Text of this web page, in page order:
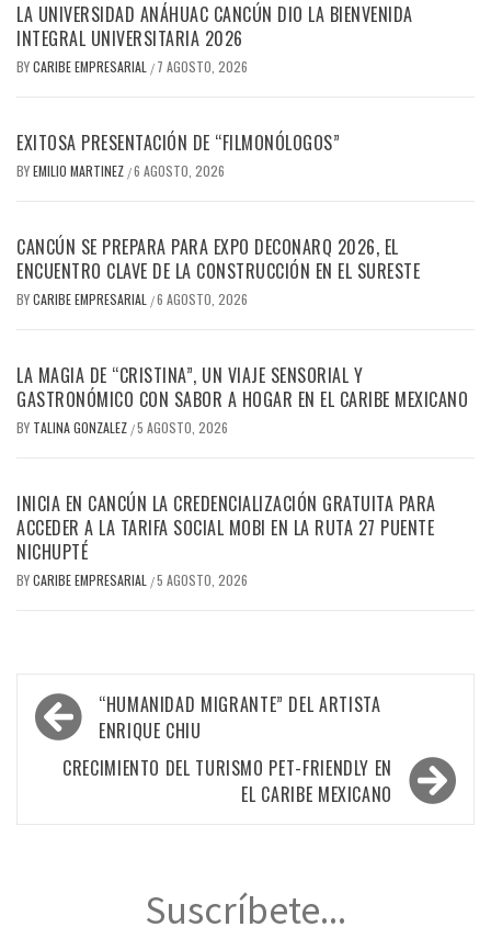
LA UNIVERSIDAD ANÁHUAC CANCÚN DIO LA BIENVENIDA
INTEGRAL UNIVERSITARIA 2026
BYCARIBE EMPRESARIAL / 7 AGOSTO, 2026
EXITOSA PRESENTACIÓN DE “FILMONÓLOGOS”
BYEMILIO MARTINEZ /6 AGOSTO, 2026
CANCÚN SE PREPARA PARA EXPO DECONARQ 2026, EL
ENCUENTRO CLAVE DE LA CONSTRUCCIÓN EN EL SURESTE
BYCARIBE EMPRESARIAL /6 AGOSTO, 2026
LA MAGIA DE “CRISTINA”, UN VIAJE SENSORIAL Y
GASTRONÓMICO CON SABOR A HOGAR EN EL CARIBE MEXICANO
BY TALINA GONZALEZ /5 AGOSTO, 2026
INICIA EN CANCÚN LA CREDENCIALIZACIÓN GRATUITA PARA
ACCEDER A LA TARIFA SOCIAL MOBI EN LA RUTA 27 PUENTE
NICHUPTÉ
BYCARIBE EMPRESARIAL /5 AGOSTO, 2026
Navegación
de
entradas
“HUMANIDAD MIGRANTE” DEL ARTISTA
ENRIQUE CHIU
CRECIMIENTO DEL TURISMO PET-FRIENDLY EN
EL CARIBE MEXICANO
Suscríbete...